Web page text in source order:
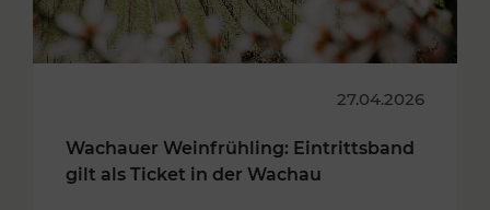
27.04.2026
Wachauer Weinfrühling: Eintrittsband
gilt als Ticket in der Wachau